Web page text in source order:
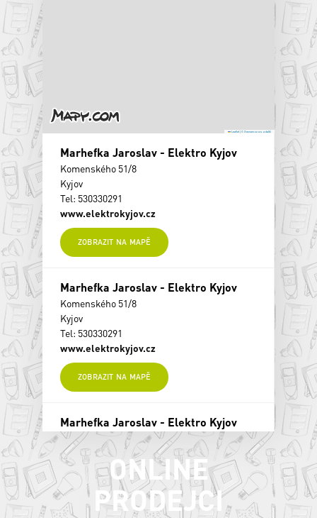
Leaflet | © Seznam.cz a.s. a další
Marhefka Jaroslav - Elektro Kyjov
Komenského 51/8
Kyjov
Tel: 530330291
www.elektrokyjov.cz
ZOBRAZIT NA MAPĚ
Marhefka Jaroslav - Elektro Kyjov
Komenského 51/8
Kyjov
Tel: 530330291
www.elektrokyjov.cz
ZOBRAZIT NA MAPĚ
Marhefka Jaroslav - Elektro Kyjov
Komenského 51/8
Kyjov
Tel: 530330291
www.elektrokyjov.cz
ZOBRAZIT NA MAPĚ
ONLINE
PRODEJCI